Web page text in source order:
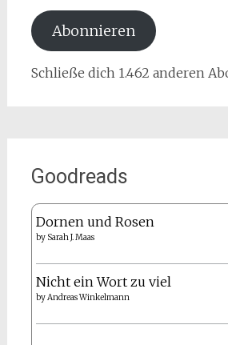
Adresse
Abonnieren
Schließe dich 1.462 anderen
Goodreads
Dornen und Rosen
by Sarah J. Maas
Nicht ein Wort zu viel
byAndreas Winkelmann